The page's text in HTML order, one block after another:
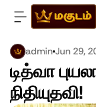
adminJun 29,
டித்வா
நிதியுதவி!